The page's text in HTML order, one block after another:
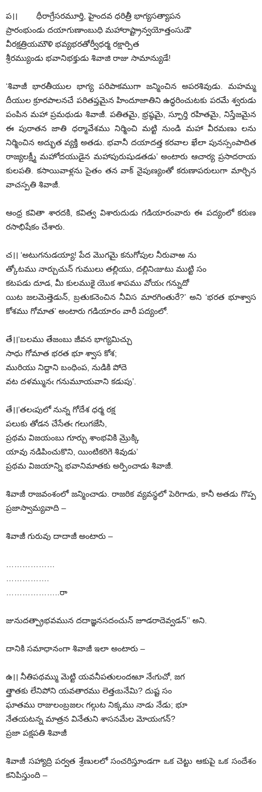
‌ప।। ధీరాగ్రేసరమూర్తి, హైందవ ధరిత్రీ భాగ్యసత్యాపన
ప్రారంభుండు దయాగుణాంబుధి మహారాష్ట్రాన్వయోత్తంసుడౌ
వీరక్షత్రియమౌళి భవ్యభరతోర్వీధర్మ రక్షార్పిత
శ్రీరమ్యుండు భవానిభక్తుడు శివాజి రాజు సామాన్యుడే!
‘శివాజీ భారతీయుల భాగ్య పరిపాకముగా జన్మించిన అపరశివుడు. మహమ్మ
దీయుల క్రూరపాలనచే పరితప్తమైన హిందూజాతిని ఉద్ధరించుటకు పరమే శ్వరుడు
పంపిన మహా ప్రమథుడు శివాజీ. పతితమై, భ్రష్ఠమై, స్ఫూర్తి రహితమై, నిస్తేజమైన
ఈ పురాతన జాతి ధర్మావేశము నిర్మించి మట్టి నుండి మహా వీరమణు లను
నిర్మించిన అద్భుత వ్యక్తి అతడు. భవానీ దయాదత్త కరవాల ఖేలా పునస్సంపాదిత
రాజ్యలక్ష్మీ మహోదయుడైన మహాపురుషుడతడు’ అంటారు ఆచార్య ప్రసాదరాయ
కులపతి. కసాయివాళ్లను సైతం తన వాక్‌ ‌నైపుణ్యంతో కరుణాపరులుగా మార్చిన
వాచస్పతి శివాజీ.
ఆంధ్ర కవితా శారదకి, కవిత్వ విశారుదుడు గడియారంవారు ఈ పద్యంలో కరుణ
రసాభిషేకం చేశారు.
చ।। ‘అటుగనుడయ్యా! పేద మొగమై కనుగోపుల నీరువాఱ ను
త్కోటము నార్చుచున్‌ ‌గుములు తల్లియు, దల్లినిఁజుటు ముట్టి సం
కటపడు దూడ, మీ కులముకై యొక శాపము వోయఁ గన్నుదో
యిట జలమెత్తెడున్‌, ‌బ్రతుకనెంచిన నీవిస మారగింతురే?’ అని ‘భరత భూశ్వాస
కోశము గోమాత’ అంటారు గడియారం వారీ పద్యంలో.
తే।।‘బలము తేజంబు జీవన భాగ్యమిచ్చు
సాధు గోమాత భరత భూ శ్వాస కోశ;
మురియు నిద్దాని బంధింప, నుడికి పోదె
వట దళమ్మునఁ గనుమూయవాని కడుపు’.
తే।।‘తలఁపులో నున్న గోదేశ ధర్మ రక్ష
పలుకు తోడన చేసేతఁ గలుగజేసి,
ప్రథమ విజయంబు గూర్చు శాంభవికి మ్రొక్కి
యావు నడిపించుకొని, యింటికరిగె శివుడు’
ప్రథమ విజయాన్ని భవానిమాతకు అర్పించాడు శివాజీ.
శివాజీ రాజవంశంలో జన్మించాడు. రాజరిక వ్యవస్థలో పెరిగాడు, కానీ అతడు గొప్ప
ప్రజాస్వామ్యవాది –
శివాజీ గురువు దాదాజీ అంటారు –
………………
…………….
………………..రా
జునుదత్ప్రాభవమున దదాజ్ఞనసదంచున్‌ ‌జూడరాదెవ్వడన్‌’’ అని.
దానికి సమాధానంగా శివాజీ ఇలా అంటారు –
ఉ।। నీతిపథమ్ము మెట్టి యవనీపతులందఱూ నేఁగుచో, జగ
త్త్రాతకు లేనిపోని యవతారము లెత్తఁబనేమి? దుష్ట సం
ఘాతము రాజులంబ్రజలఁ గల్గుట నిక్కము నాడు నేడు; భూ
నేతయటన్న మాత్రన వినేతుని శాసనమేల మోయఁగన్‌?
‌ప్రజా పక్షపతి శివాజీ
శివాజీ సహ్యాద్రి పర్వత శ్రేణులలో సంచరిస్తూండగా ఒక చెట్టు ఆకుపై ఒక సందేశం
కనిపిస్తుంది –